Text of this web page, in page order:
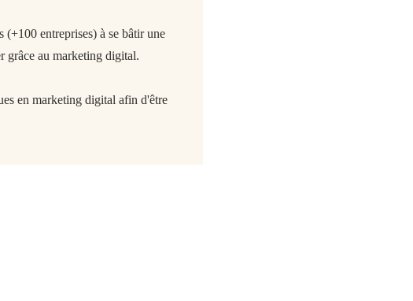
entreprises) à se bâtir une
grâce au marketing digital.
en marketing digital afin d'être